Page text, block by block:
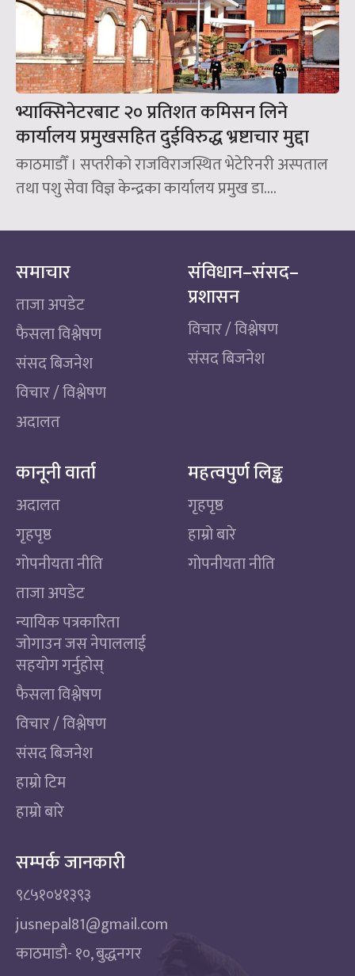
भ्याक्सिनेटरबाट २० प्रतिशत कमिसन लिने
कार्यालय प्रमुखसहित दुईविरुद्ध भ्रष्टाचार मुद्दा
काठमाडौँ । सप्तरीको राजविराजस्थित भेटेरिनरी अस्पताल
तथा पशु सेवा विज्ञ केन्द्रका कार्यालय प्रमुख डा....
समाचार
ताजा अपडेट
फैसला विश्लेषण
संसद बिजनेश
विचार / विश्लेषण
अदालत
संविधान–संसद–
प्रशासन
विचार / विश्लेषण
संसद बिजनेश
कानूनी वार्ता
अदालत
गृहपृष्ठ
गोपनीयता नीति
ताजा अपडेट
न्यायिक पत्रकारिता
जोगाउन जस नेपाललाई
सहयोग गर्नुहोस्
फैसला विश्लेषण
विचार / विश्लेषण
संसद बिजनेश
हाम्रो टिम
हाम्रो बारे
महत्वपुर्ण लिङ्क
गृहपृष्ठ
हाम्रो बारे
गोपनीयता नीति
सम्पर्क जानकारी
९८५१०४१३९३
jusnepal81@gmail.com
काठमाडाै‌- १०, बुद्धनगर